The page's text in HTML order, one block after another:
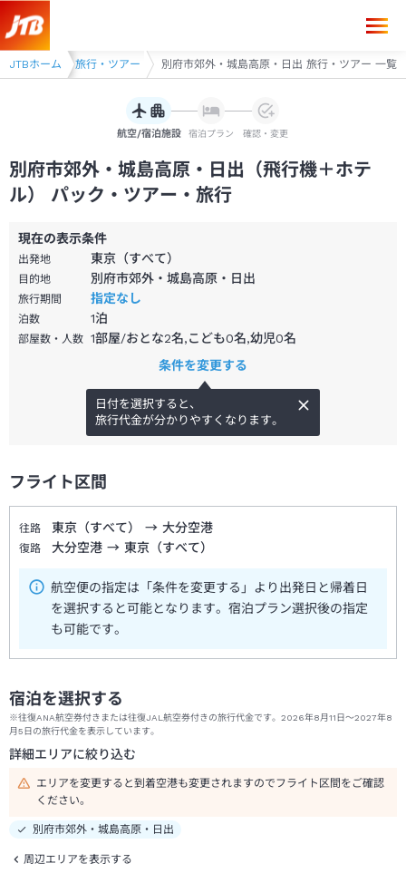
JTBホーム
アー 別府 旅行・ツアー 別府市郊外・城島高原・日出 旅行・ツアー 一覧
航空/宿泊施設 宿泊プラン 確認・変更
別府市郊外・城島高原・日出（飛行機＋ホテ
ル） パック・ツアー・旅行
現在の表示条件
出発地 東京（すべて）
目的地 別府市郊外・城島高原・日出
旅行期間 指定なし
泊数 1泊
部屋数・人数 1部屋/おとな2名,こども0名,幼児0名
条件を変更する
日付を選択すると、
旅行代金が分かりやすくなります。
フライト区間
往路 東京（すべて） → 大分空港
復路 大分空港 → 東京（すべて）
航空便の指定は「条件を変更する」より出発日と帰着日
を選択すると可能となります。宿泊プラン選択後の指定
も可能です。
宿泊を選択する
※往復ANA航空券付きまたは往復JAL航空券付きの旅行代金です。2026年8月11日～2027年8
月5日の旅行代金を表示しています。
詳細エリアに絞り込む
エリアを変更すると到着空港も変更されますのでフライト区間をご確認
ください。
別府市郊外・城島高原・日出
周辺エリアを表示する